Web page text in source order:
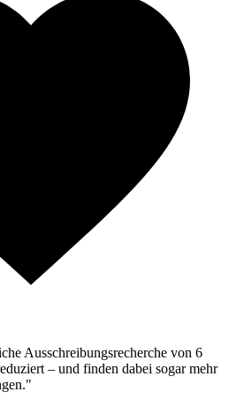
Ausschreibungsrecherche von 6
– und finden dabei sogar mehr